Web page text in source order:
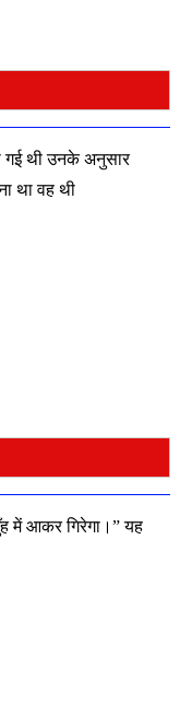
गई थी उनकेअनुसार
था वह थी
में आकरगिरेगा।” यह